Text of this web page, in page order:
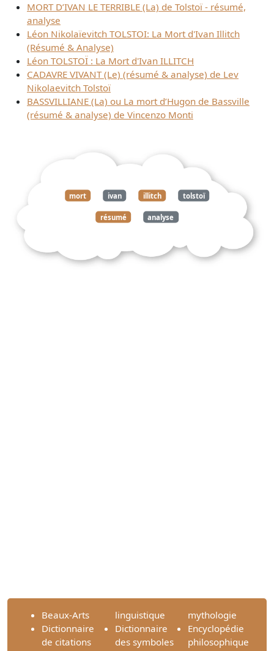
MORT D’IVAN LE TERRIBLE (La) de Tolstoï - résumé,
analyse
Léon Nikolaïevitch TOLSTOI: La Mort d'Ivan Illitch
(Résumé & Analyse)
Léon TOLSTOÏ : La Mort d'Ivan ILLITCH
CADAVRE VIVANT (Le) (résumé & analyse) de Lev
Nikolaevitch Tolstoï
BASSVILLIANE (La) ou La mort d’Hugon de Bassville
(résumé & analyse) de Vincenzo Monti
mort ivan illitch tolstoï
résumé analyse
Beaux-Arts
Dictionnaire
de citations
linguistique
Dictionnaire
des symboles
mythologie
Encyclopédie
philosophique